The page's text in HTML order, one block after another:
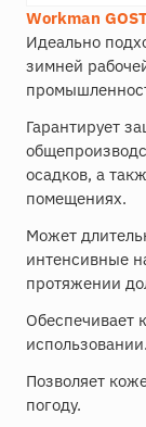
Workman
Идеально
зимней
Гарантирует
осадков, а
помещениях.
Может
интенсивные
протяжении
Обеспечивает
использовании.
Позволяет
погоду.